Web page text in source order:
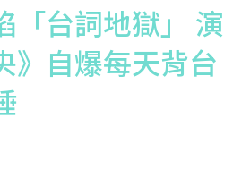
「台詞地獄」 演
》自爆每天背台